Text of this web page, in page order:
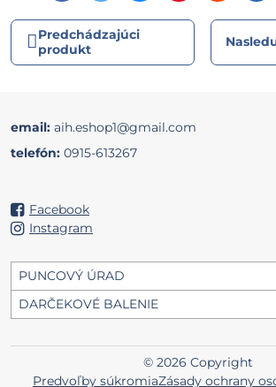
Predchádzajúci
produkt
email: aih.eshop1@gmail.com
telefón: 0915-613267
Facebook
Instagram
PUNCOVÝ ÚRAD
DARČEKOVÉ BALENIE
© 2026 Copyright
Predvoľby súkromiaZásady ochrany